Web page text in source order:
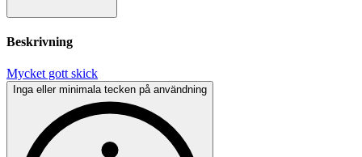
Beskrivning
Mycket gott skick
Inga eller minimala tecken på användning